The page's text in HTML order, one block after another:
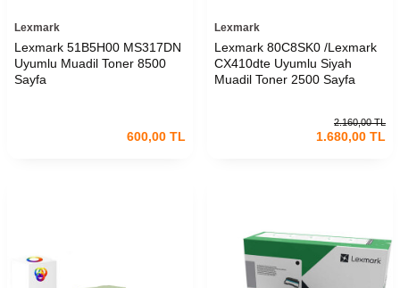
Lexmark
Lexmark 51B5H00 MS317DN
Uyumlu Muadil Toner 8500
Sayfa
600,00 TL
Lexmark
Lexmark 80C8SK0 /Lexmark
CX410dte Uyumlu Siyah
Muadil Toner 2500 Sayfa
2.160,00TL
1.680,00 TL